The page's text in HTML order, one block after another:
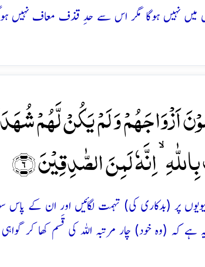
میں نہیں ہوگا مگر اس سے حدِ قذف معاف نہیں
اَزۡوَاجَہُمۡ وَ لَمۡ یَکُنۡ لَّہُمۡ
اِنَّہٗ لَمِنَ الصّٰدِقِیۡنَ ﴿۶﴾
پر (بدکاری کی) تہمت لگائیں اور ان کے پاس
کہ (وہ خود) چار مرتبہ اللہ کی قَسم کھا کر